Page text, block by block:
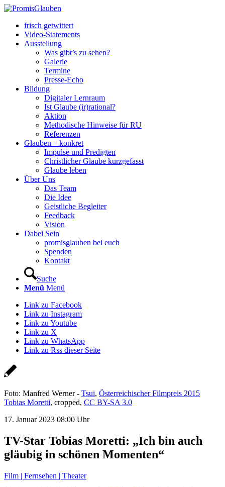
frisch getwittert
Video-Statements
Ausstellung
Was gibt’s zu sehen?
Galerie
Termine
Presse-Echo
Bildung
Digitaler Lernraum
Ist Glaube (ir)rational?
Aktion
Methodische Hinweise für RU
Referenzen
Glauben – konkret
Impulse und Predigten
Christlicher Glaube kurzgefasst
Glaube leben
Über Uns
Das Team
Die Idee
Geistliche Begleiter
Feedback
Vision
Dabei Sein
promisglauben bei euch
Spenden
Kontakt
Suche
Menü Menü
Link zu Facebook
Link zu Instagram
Link zu Youtube
Link zu X
Link zu WhatsApp
Link zu Rss dieser Seite
Foto: Manfred Werner - Tsui, Österreichischer Filmpreis 2015
Tobias Moretti, cropped, CC BY-SA 3.0
17. Januar 2023 08:00 Uhr
TV-Star Tobias Moretti: „Ich bin auch
gläubig in schönen Momenten“
Film | Fernsehen | Theater